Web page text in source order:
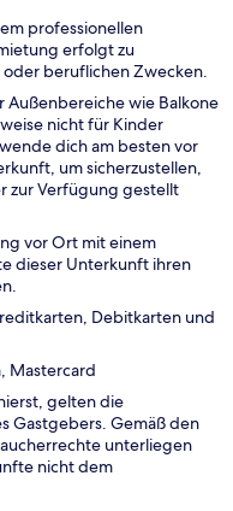
professionellen
erfolgt zu
beruflichen Zwecken.
wie Balkone
nicht für Kinder
dich am besten vor
um sicherzustellen,
zur Verfügung gestellt
vor Ort mit einem
dieser Unterkunft ihren
Debitkarten und
Mastercard
gelten die
Gastgebers. Gemäß den
unterliegen
nicht dem